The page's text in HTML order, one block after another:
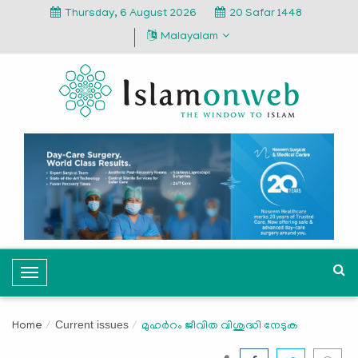
Thursday, 6 August 2026
20 Safar 1448
Malayalam
T
o
g
Home Current issues മുഹർറം ജീവിത വിശുദ്ധി നേടുക